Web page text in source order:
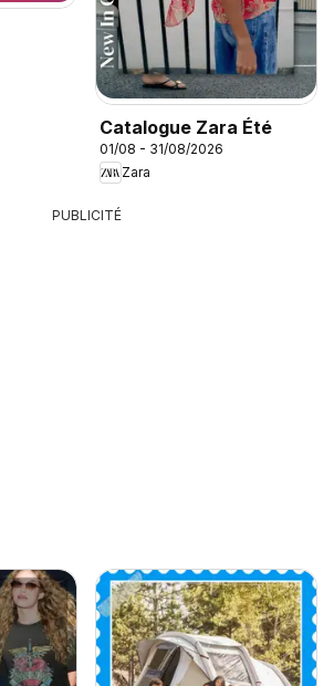
Catalogue Zara Été
01/08 - 31/08/2026
Zara
PUBLICITÉ